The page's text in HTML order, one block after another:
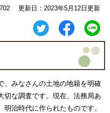
更新日：2023年5月12日更新
、みなさんの土地の地籍を明確
切な調査です。現在、法務局あ
治時代に作られたものです。